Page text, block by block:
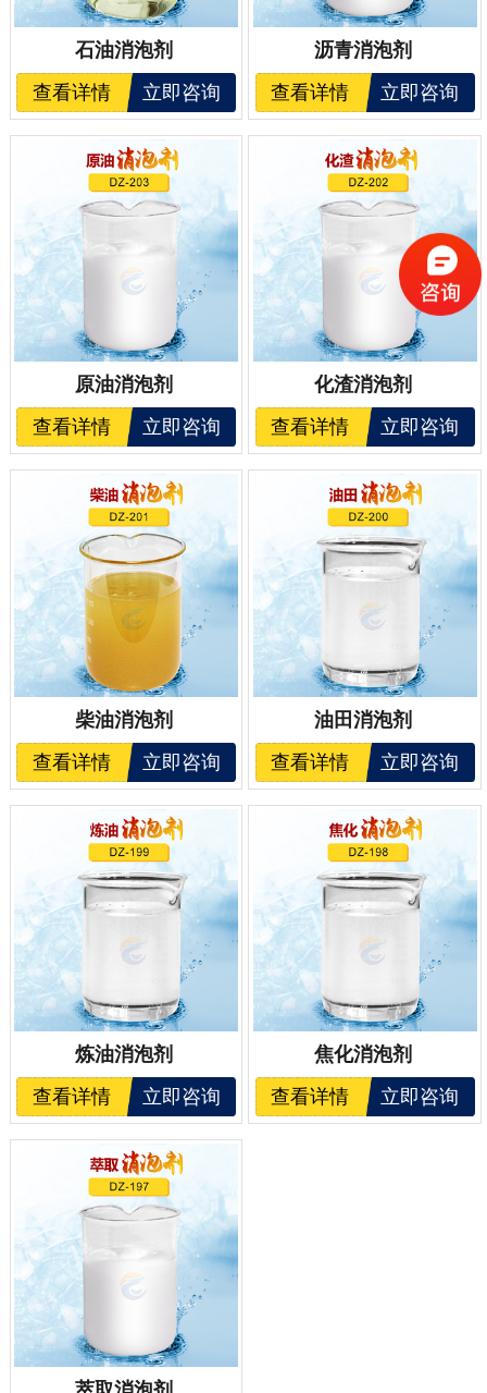
石油消泡剂
查看详情
立即咨询
沥青消泡剂
查看详情
立即咨询
原油消泡剂
查看详情
立即咨询
化渣消泡剂
查看详情
立即咨询
柴油消泡剂
查看详情
立即咨询
油田消泡剂
查看详情
立即咨询
炼油消泡剂
查看详情
立即咨询
焦化消泡剂
查看详情
立即咨询